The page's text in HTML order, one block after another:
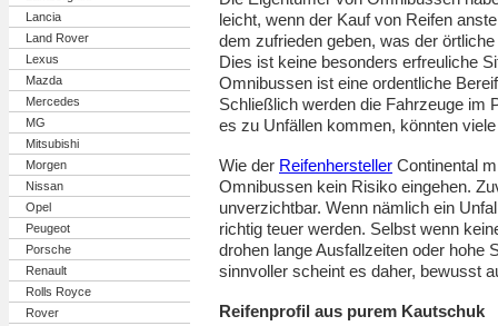
Lancia
Land Rover
Lexus
Mazda
Mercedes
MG
Mitsubishi
Morgen
Nissan
Opel
Peugeot
Porsche
Renault
Rolls Royce
Rover
leicht, wenn der Kauf von Reifen
dem zufrieden geben, was der örtliche
Dies ist keine besonders erfreuliche
Omnibussen ist eine ordentliche
Schließlich werden die Fahrzeuge im
es zu Unfällen kommen, könnten
Wie der Reifenhersteller Continental
Omnibussen kein Risiko eingehen.
unverzichtbar. Wenn nämlich ein
richtig teuer werden. Selbst wenn
drohen lange Ausfallzeiten oder hohe
sinnvoller scheint es daher, bewusst
Reifenprofil aus purem Kautschuk